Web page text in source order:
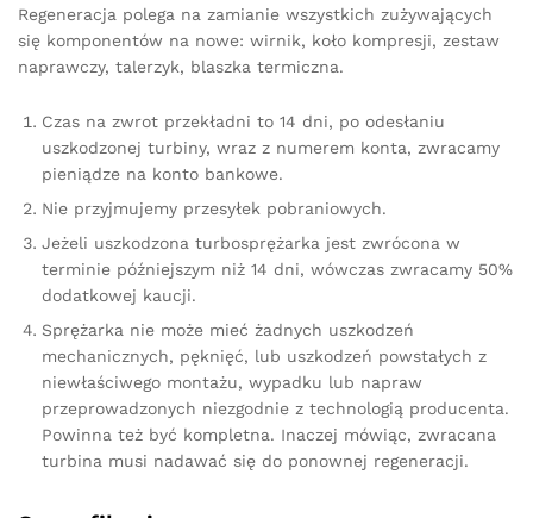
Regeneracja polega na zamianie wszystkich zużywających
się komponentów na nowe: wirnik, koło kompresji, zestaw
naprawczy, talerzyk, blaszka termiczna.
Czas na zwrot przekładni to 14 dni, po odesłaniu
uszkodzonej turbiny, wraz z numerem konta, zwracamy
pieniądze na konto bankowe.
Nie przyjmujemy przesyłek pobraniowych.
Jeżeli uszkodzona turbosprężarka jest zwrócona w
terminie późniejszym niż 14 dni, wówczas zwracamy 50%
dodatkowej kaucji.
Sprężarka nie może mieć żadnych uszkodzeń
mechanicznych, pęknięć, lub uszkodzeń powstałych z
niewłaściwego montażu, wypadku lub napraw
przeprowadzonych niezgodnie z technologią producenta.
Powinna też być kompletna. Inaczej mówiąc, zwracana
turbina musi nadawać się do ponownej regeneracji.